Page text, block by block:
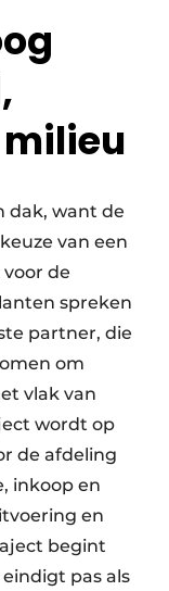
dak, want de
van een
de
spreken
partner, die
om
vlak van
wordt op
de afdeling
inkoop en
en
begint
pas als